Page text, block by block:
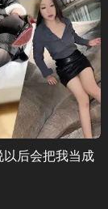
以后会把我当成